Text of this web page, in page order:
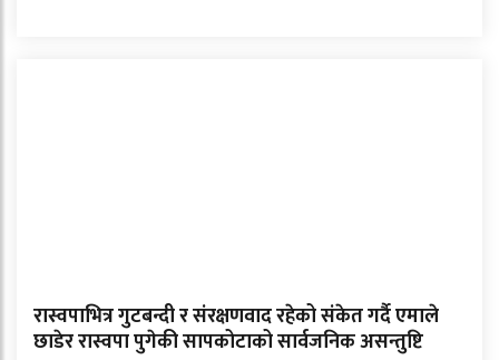
रास्वपाभित्र गुटबन्दी र संरक्षणवाद रहेको संकेत गर्दै एमाले
छाडेर रास्वपा पुगेकी सापकोटाको सार्वजनिक असन्तुष्टि